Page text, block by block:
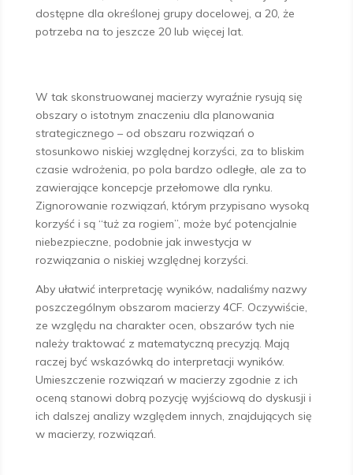
dostępne dla określonej grupy docelowej, a 20, że
potrzeba na to jeszcze 20 lub więcej lat.
W tak skonstruowanej macierzy wyraźnie rysują się
obszary o istotnym znaczeniu dla planowania
strategicznego – od obszaru rozwiązań o
stosunkowo niskiej względnej korzyści, za to bliskim
czasie wdrożenia, po pola bardzo odległe, ale za to
zawierające koncepcje przełomowe dla rynku.
Zignorowanie rozwiązań, którym przypisano wysoką
korzyść i są “tuż za rogiem”, może być potencjalnie
niebezpieczne, podobnie jak inwestycja w
rozwiązania o niskiej względnej korzyści.
Aby ułatwić interpretację wyników, nadaliśmy nazwy
poszczególnym obszarom macierzy 4CF. Oczywiście,
ze względu na charakter ocen, obszarów tych nie
należy traktować z matematyczną precyzją. Mają
raczej być wskazówką do interpretacji wyników.
Umieszczenie rozwiązań w macierzy zgodnie z ich
oceną stanowi dobrą pozycję wyjściową do dyskusji i
ich dalszej analizy względem innych, znajdujących się
w macierzy, rozwiązań.